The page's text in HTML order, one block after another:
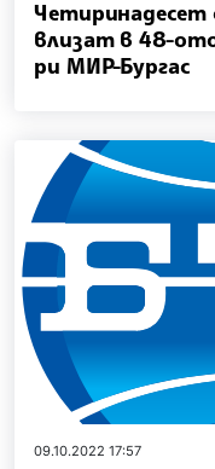
влизат в 48-
ри МИР-Бургас
09.10.2022 17:57